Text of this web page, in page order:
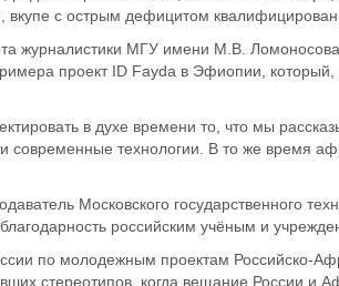
с острым дефицитом
журналистики МГУ имени М.В. Ломоносова
проектID Fayda в Эфиопии ,
в духе времени то, что мы
и современные технологии. В то же
Московского государственного
российским учёным и
по молодежным проектам Российско-
стереотипов, когда вещание России и